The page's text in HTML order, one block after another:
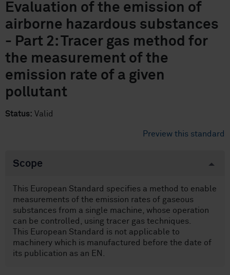
Evaluation of the emission of
airborne hazardous substances
- Part 2: Tracer gas method for
the measurement of the
emission rate of a given
pollutant
Status: Valid
Preview this standard
Scope
This European Standard specifies a method to enable
measurements of the emission rates of gaseous
substances from a single machine, whose operation
can be controlled, using tracer gas techniques.
This European Standard is not applicable to
machinery which is manufactured before the date of
its publication as an EN.